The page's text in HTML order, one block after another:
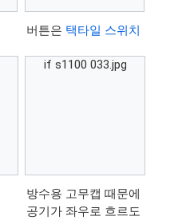
버튼은 택타일 스위치
if s1100 033.jpg
방수용 고무캡 때문에
공기가 좌우로 흐르도